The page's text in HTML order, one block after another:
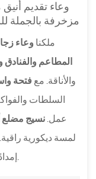
وعاء تقديم
مزخرفة بالجملة
ملكنا وعاء
المطاعم
والأناقة. مع فتحة
السلطات
عمل. نسيج مضلع
لمسة ديكورية